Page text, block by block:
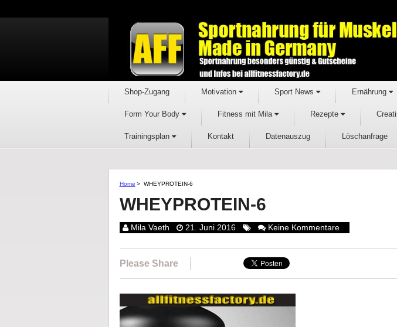
Shop-Zugang Motivation Sport News Ernährung
Form Your Body Fitness mit Mila Rezepte
Trainingsplan Kontakt Datenauszug Löschanfrage
Home > WHEYPROTEIN-6
WHEYPROTEIN-6
Mila Vaeth 21. Juni 2016 Keine Kommentare
Please Share